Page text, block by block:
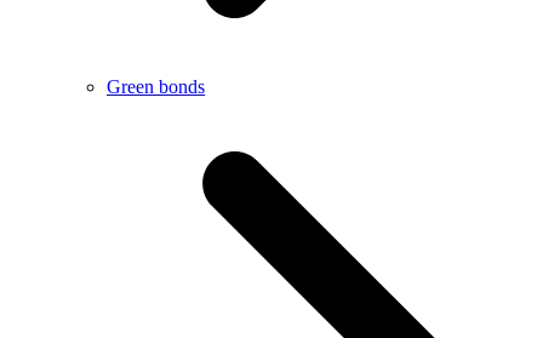
Green bonds